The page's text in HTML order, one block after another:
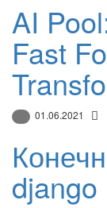
AI
Fast
01.06.2021
django